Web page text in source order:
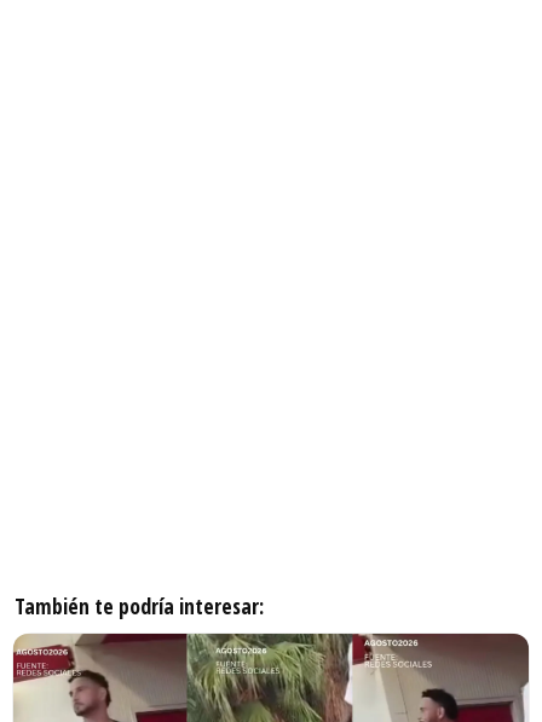
También te podría interesar: